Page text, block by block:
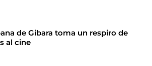
de Gibara toma un respiro de
al cine